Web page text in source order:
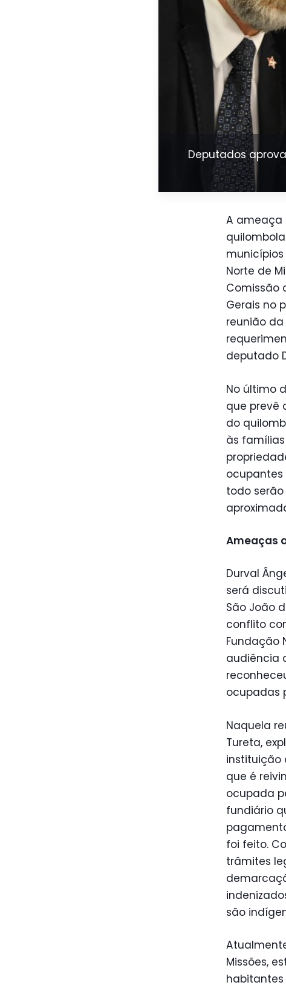
Deputados
A ameaça
Norte de
Comissão
Gerais no
reunião
deputado
No último
que prevê
do
às
ocupantes
todo serão
Ameaças
Durval
será
São João
conflito
Fundação
audiência
ocupadas
Naquela
Tureta,
instituição
que é
ocupada
fundiário
foi feito.
trâmites
são
Missões,